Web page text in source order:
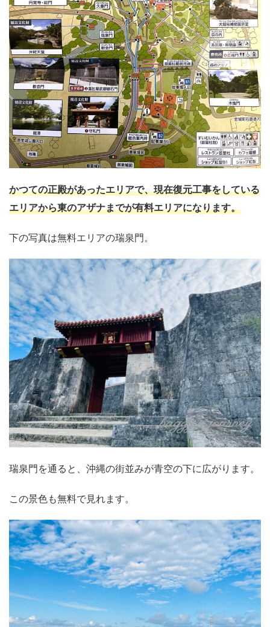
かつての正殿があったエリアで、現在復元工事をしている
エリアから東のアザナまでが有料エリアになります。
下の写真は無料エリアの瑞泉門。
瑞泉門を通ると、沖縄の街並みが青空の下に広がります。
この景色も無料で見れます。